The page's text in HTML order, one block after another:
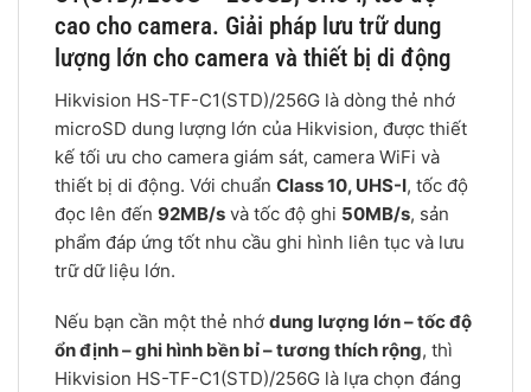
cao cho camera. Giải pháp lưu trữ dung
lượng lớn cho camera và thiết bị di động
Hikvision HS-TF-C1(STD)/256G là dòng thẻ nhớ
microSD dung lượng lớn của Hikvision, được thiết
kế tối ưu cho camera giám sát, camera WiFi và
thiết bị di động. Với chuẩn Class 10, UHS-I, tốc độ
đọc lên đến 92MB/s và tốc độ ghi 50MB/s, sản
phẩm đáp ứng tốt nhu cầu ghi hình liên tục và lưu
trữ dữ liệu lớn.
Nếu bạn cần một thẻ nhớ dung lượng lớn – tốc độ
ổn định – ghi hình bền bỉ – tương thích rộng, thì
Hikvision HS-TF-C1(STD)/256G là lựa chọn đáng